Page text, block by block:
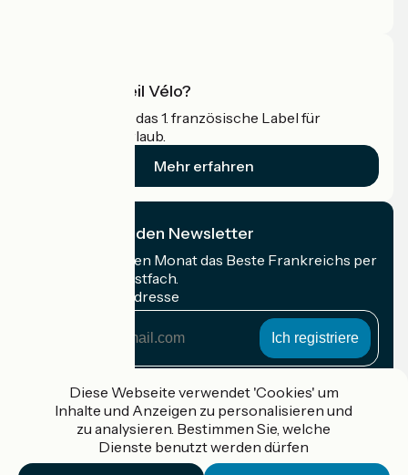
Was ist Accueil Vélo?
Accueil Vélo ist das 1. französische Label für
Radfahrer im Urlaub.
Mehr erfahren
Ich abonniere den Newsletter
Erhalten Sie jeden Monat das Beste Frankreichs per
Rad in Ihrem Postfach.
Meine E-Mail-Adresse
Adresse
Gefördert im Rahmen von Destination France
Diese Webseite verwendet 'Cookies' um
Inhalte und Anzeigen zu personalisieren und
zu analysieren. Bestimmen Sie, welche
Dienste benutzt werden dürfen